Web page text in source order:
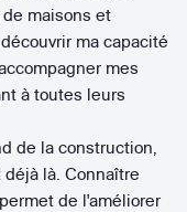
maisons et
ma capacité
mes
à toutes leurs
de la construction,
là. Connaître
de l'améliorer